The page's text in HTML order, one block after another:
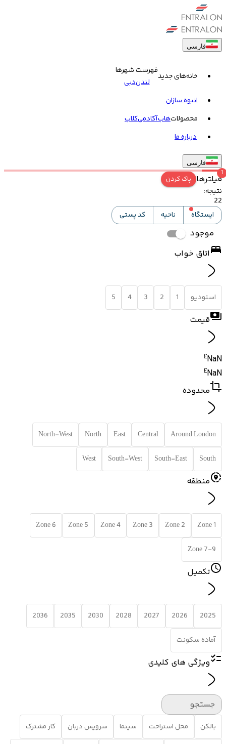
فارسی
خانه‌های جدید
فهرست شهرها
لندندبی
انبوه سازان
محصولاتهابآکادمیکلاب
درباره ما
فارسی
فیلترها
1
پاک کردن
نتیجه:
22
ایستگاه
ناحیه کد پستی
موجود
اتاق خواب
استودیو 1
2
3
4
5
قیمت
NaN
£
NaN
£
محدوده
Around London
Central
East
North
North-West
South
South-East
South-West
West
منطقه
Zone 1
Zone 2
Zone 3
Zone 4
Zone 5
Zone 6
Zone 7-9
تکمیل
2025
2026
2027
2028
2030
2035
2036
آماده سکونت
ویژگی های کلیدی
جستجو
بالکن محل استراحت سینما سرویس دربان کار مشترک